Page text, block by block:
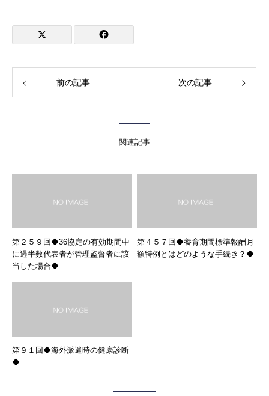
前の記事 次の記事
関連記事
第２５９回◆36協定の有効期間中
に過半数代表者が管理監督者に該
当した場合◆
第４５７回◆養育期間標準報酬月
額特例とはどのような手続き？◆
第９１回◆海外派遣時の健康診断
◆